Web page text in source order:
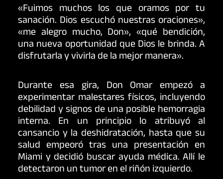
«Fuimos muchos los que oramos por tu
sanación. Dios escuchó nuestras oraciones»,
«me alegro mucho, Don», «qué bendición,
una nueva oportunidad que Dios le brinda. A
disfrutarla y vivirla de la mejor manera».
Durante esa gira, Don Omar empezó a
experimentar malestares físicos, incluyendo
debilidad y signos de una posible hemorragia
interna. En un principio lo atribuyó al
cansancio y la deshidratación, hasta que su
salud empeoró tras una presentación en
Miami y decidió buscar ayuda médica. Allí le
detectaron un tumor en el riñón izquierdo.